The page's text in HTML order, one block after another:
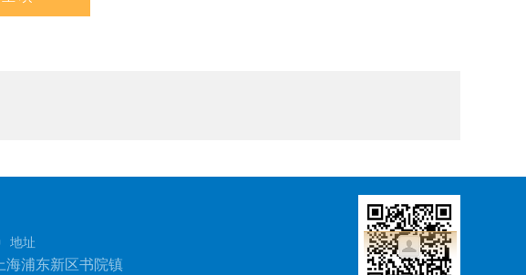
地址
上海浦东新区书院镇